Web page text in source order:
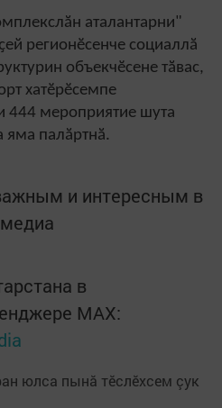
аталантарни"
регионӗсенче социаллӑ
объекчӗсене тӑвас,
хатӗрӗсемпе
444 мероприятие шута
яма палӑртнӑ.
и интересным в
в
MАХ: